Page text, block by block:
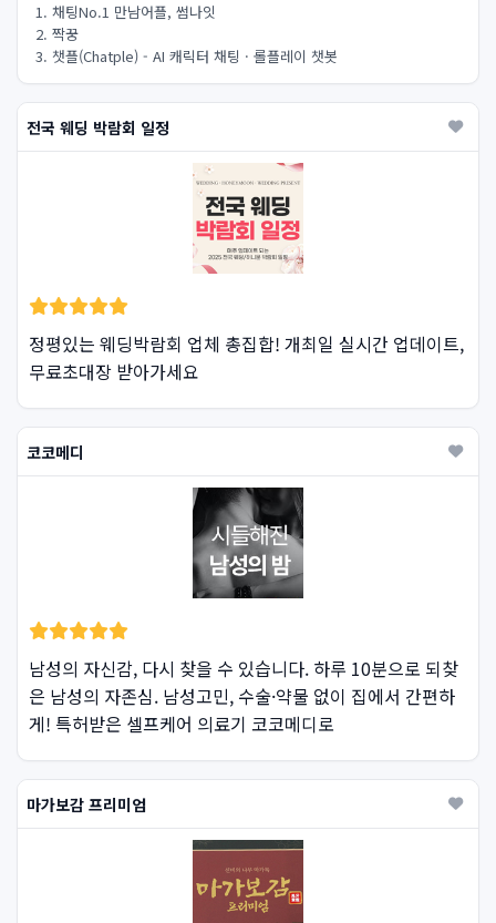
1. 채팅No.1 만남어플, 썸나잇
2. 짝꿍
3. 챗플(Chatple) - AI 캐릭터 채팅 · 롤플레이 챗봇
전국 웨딩 박람회 일정
정평있는 웨딩박람회 업체 총집합! 개최일 실시간 업데이트,
무료초대장 받아가세요
코코메디
남성의 자신감, 다시 찾을 수 있습니다. 하루 10분으로 되찾
은 남성의 자존심. 남성고민, 수술·약물 없이 집에서 간편하
게! 특허받은 셀프케어 의료기 코코메디로
마가보감 프리미엄